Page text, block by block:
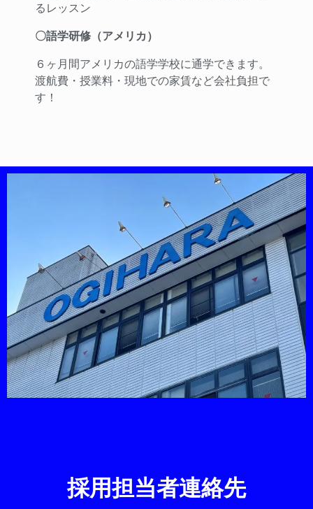
るレッスン
〇語学研修（アメリカ）
６ヶ月間アメリカの語学学校に通学できます。
渡航費・授業料・現地での家賃など会社負担で
す！
採用担当者連絡先